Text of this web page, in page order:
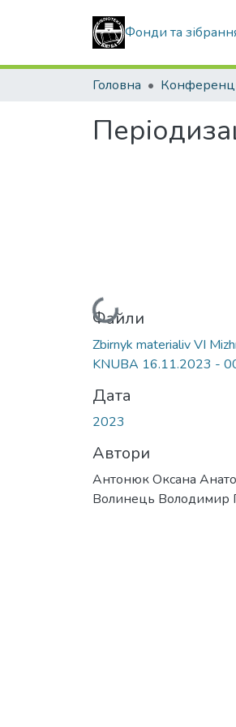
Фонди та
Головна
Вантажиться...
Файли
Zbirnyk materialiv VI
KNUBA 16.11.2023 -
Дата
2023
Автори
Антонюк Оксана
Волинець Володимир